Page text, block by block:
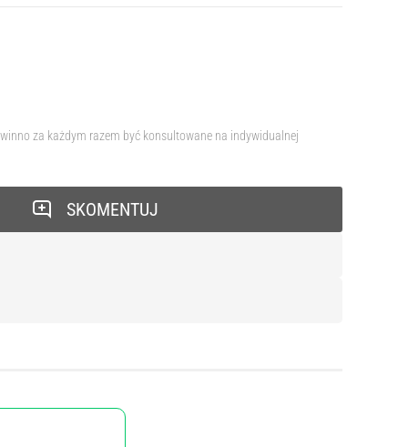
za każdym razem być konsultowane na indywidualnej
SKOMENTUJ